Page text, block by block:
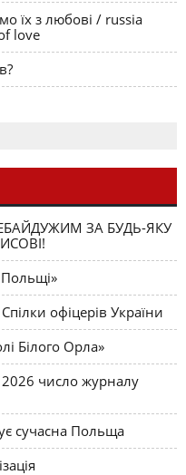
їх з любові / russia
love
ЗА БУДЬ-ЯКУ
офіцерів України
Білого Орла»
число журналу
сучасна Польща